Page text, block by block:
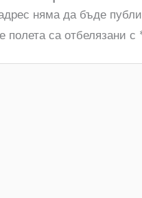
няма да бъде
полета са отбелязани с